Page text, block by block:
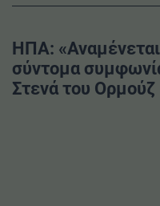
ΗΠΑ: «Αναμένεται
σύντομα
Στενά του Ορμούζ